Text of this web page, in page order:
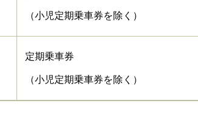
（小児定期乗車券を除く）
定期乗車券
（小児定期乗車券を除く）